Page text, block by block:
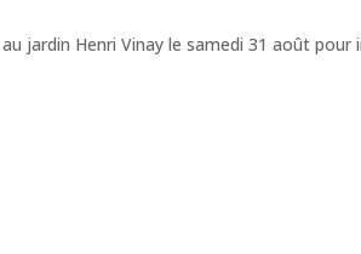
jardin Henri Vinay le samedi 31 août pour